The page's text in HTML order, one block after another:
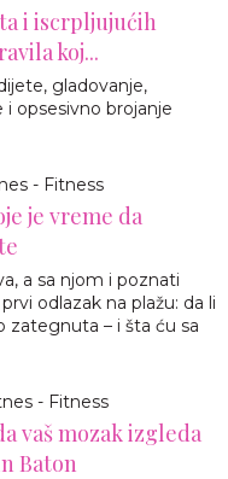
i iscrpljujućih
koj...
gladovanje,
opsesivno brojanje
- Fitness
je vreme da
a sa njom i poznati
odlazak na plažu: da li
zategnuta – i šta ću sa
- Fitness
vaš mozak izgleda
Baton